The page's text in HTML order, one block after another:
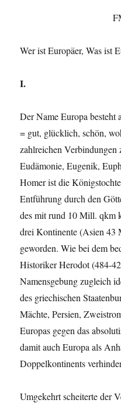
Wer ist Europäer, Was ist
I.
Der Name Europa besteht
= gut, glücklich, schön,
zahlreichen
Eudämonie, Eugenik,
Homer ist die
Entführung durch den
des mit rund 10 Mill. qkm
drei Kontinente (Asien
geworden. Wie bei dem
Historiker Herodot (484-
Namens­gebung zugleich
des griechischen
Mächte, Persien,
Europas gegen das
damit auch Europa als
Doppelkontinents
Umgekehrt scheiterte der